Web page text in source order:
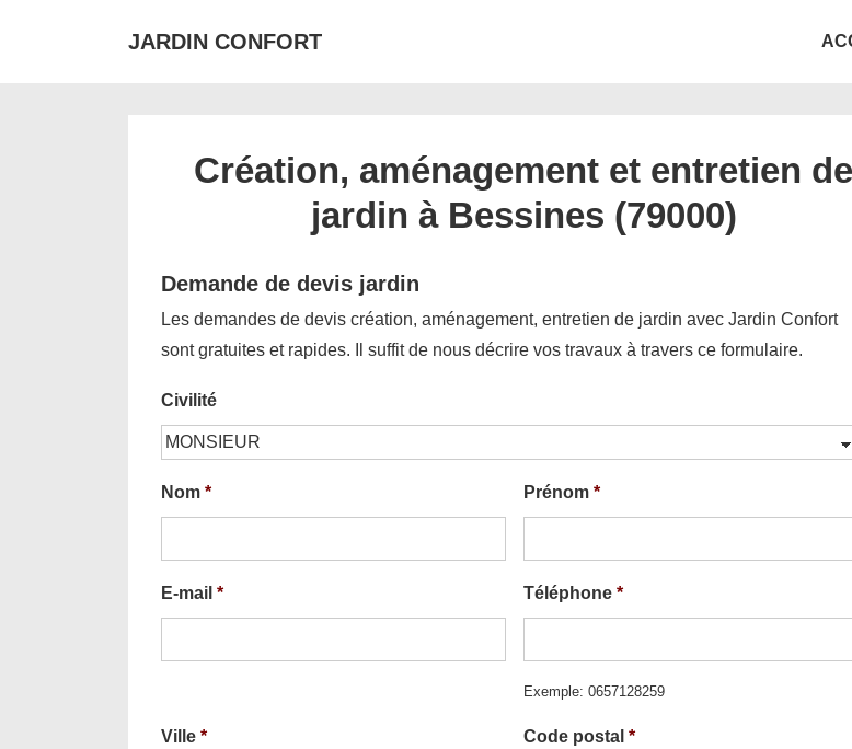
JARDIN CONFORT
Création, aménagement et entretien de
jardin à Bessines (79000)
Demande de devis jardin
Les demandes de devis création, aménagement, entretien de jardin avec Jardin Confort
sont gratuites et rapides. Il suffit de nous décrire vos travaux à travers ce formulaire.
Civilité
Nom * Prénom *
E-mail * Téléphone *
Exemple: 0657128259
Ville * Code postal *